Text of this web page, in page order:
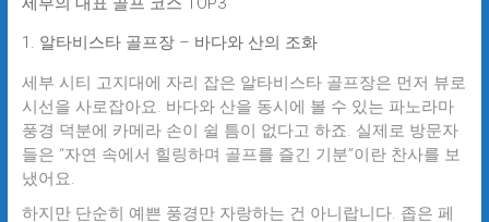
1. 알타비스타 골프장 – 바다와 산의 조화
세부 시티 고지대에 자리 잡은 알타비스타 골프장은 먼저 뷰로
시선을 사로잡아요. 바다와 산을 동시에 볼 수 있는 파노라마
풍경 덕분에 카메라 손이 쉴 틈이 없다고 하죠. 실제로 방문자
들은 “자연 속에서 힐링하며 골프를 즐긴 기분”이란 찬사를 보
냈어요.
하지만 단순히 예쁜 풍경만 자랑하는 건 아니랍니다. 좁은 페